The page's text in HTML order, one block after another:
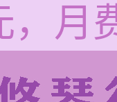
，月